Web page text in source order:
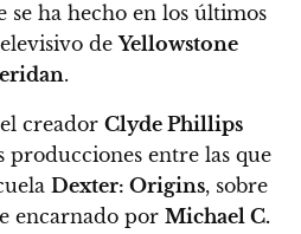
se ha hecho en los últimos
deYellowstone
.
creador Clyde Phillips
producciones entre las que
Dexter: Origins, sobre
encarnado por Michael C.